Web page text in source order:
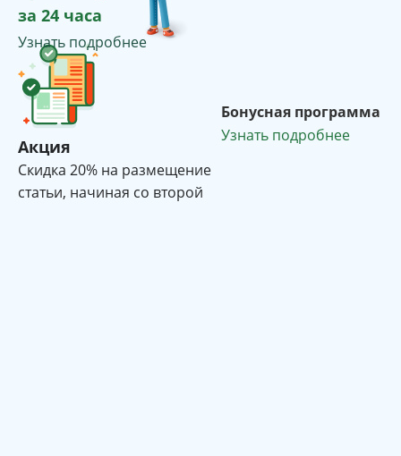
за 24 часа
Узнать подробнее
Акция
Cкидка 20% на размещение
статьи, начиная со второй
Бонусная программа
Узнать подробнее